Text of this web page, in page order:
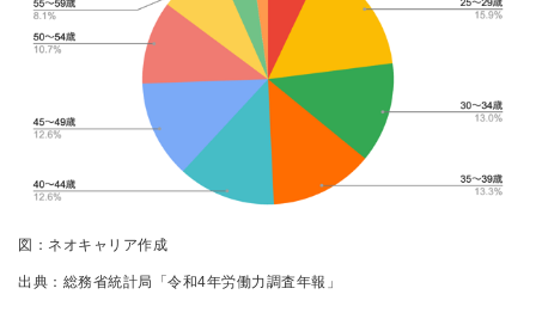
図：ネオキャリア作成
出典：総務省統計局「令和4年労働力調査年報」